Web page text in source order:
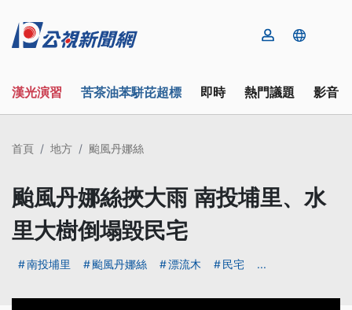
漢光演習 苦茶油苯駢芘超標 即時 熱門議題 影音
首頁 地方 颱風丹娜絲
颱風丹娜絲挾大雨 南投埔里、水
里大樹倒塌毀民宅
南投埔里 颱風丹娜絲 漂流木 民宅 ...